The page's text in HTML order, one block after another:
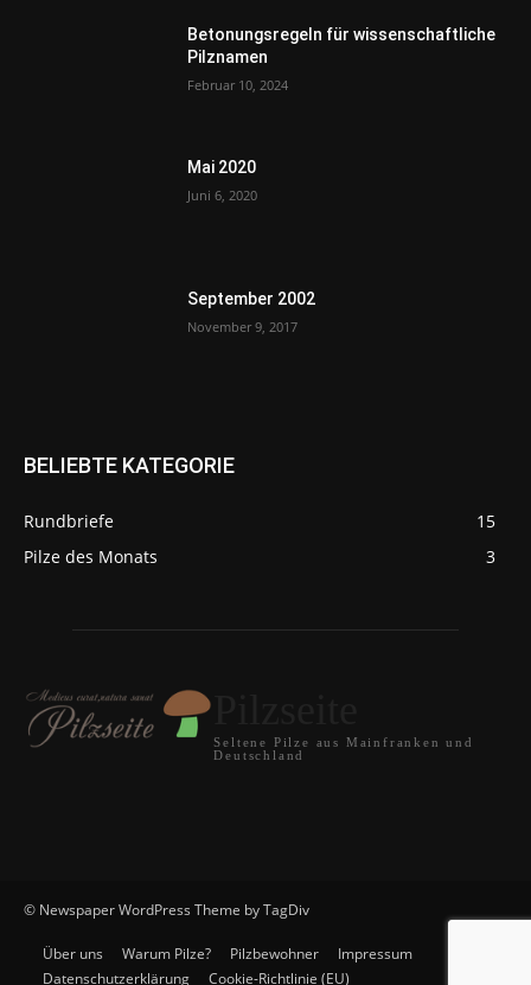
Betonungsregeln für wissenschaftliche
Pilznamen
Februar 10, 2024
Mai 2020
Juni 6, 2020
September 2002
November 9, 2017
BELIEBTE KATEGORIE
Rundbriefe
15
Pilze des Monats
3
Seltene Pilze aus Mainfranken und
Deutschland
© Newspaper WordPress Theme by TagDiv
Über uns Warum Pilze? Pilzbewohner
Impressum
Datenschutzerklärung
Cookie-Richtlinie (EU)